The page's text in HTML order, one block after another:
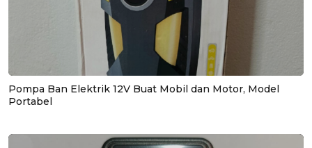
Pompa Ban Elektrik 12V Buat Mobil dan Motor, Model
Portabel